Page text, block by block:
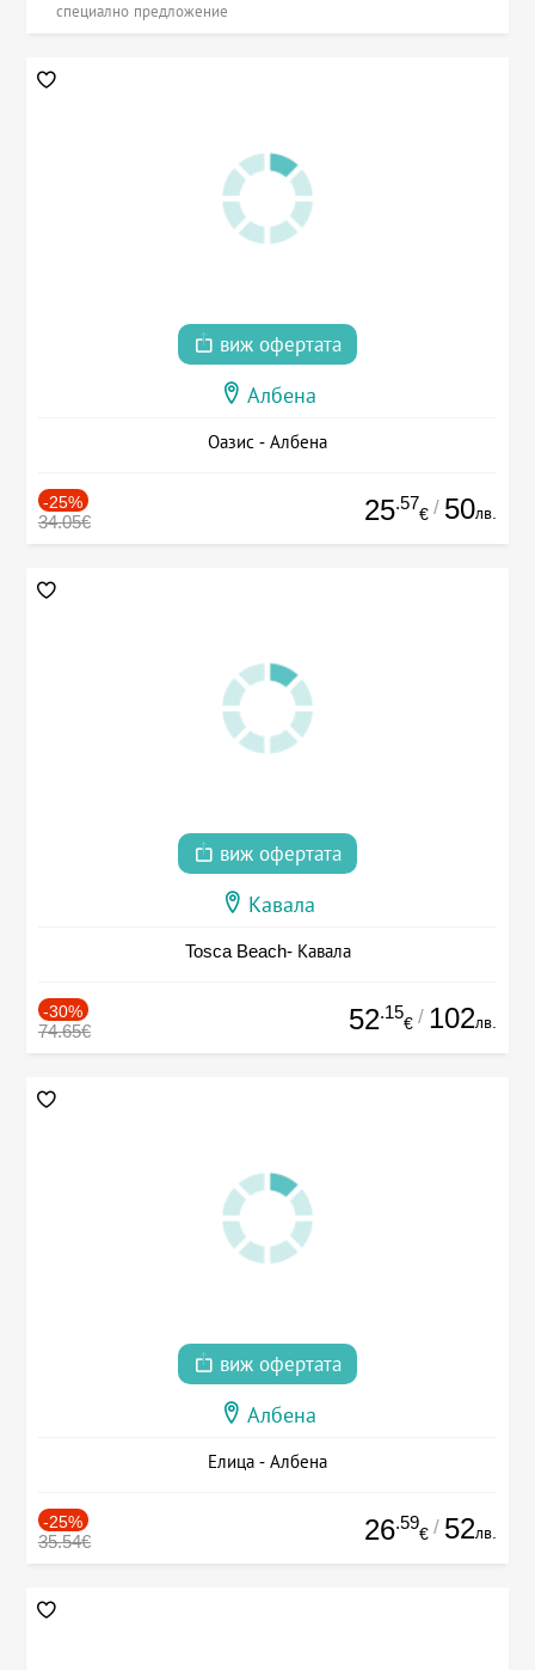
специално предложение
виж офертата
Албена
Оазис - Албена
-25%
34.05€ 25.57
€ / 50лв.
виж офертата
Кавала
Tosca Beach- Кавала
-30%
74.65€ 52.15
€ / 102лв.
виж офертата
Албена
Елица - Албена
-25%
35.54€ 26.59
€ / 52лв.